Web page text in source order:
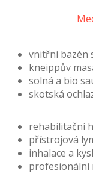
vnitřní bazén
kneippův
solná a bio
skotská
rehabilitační
přístrojová
inhalace a
profesionální